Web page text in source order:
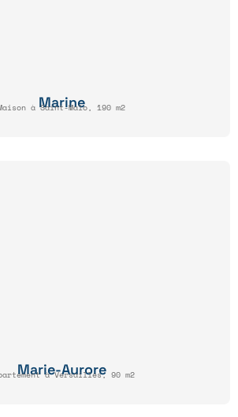
Marine
à Saint-Malo, 190 m2
Marie-Aurore
à Versailles, 90 m2